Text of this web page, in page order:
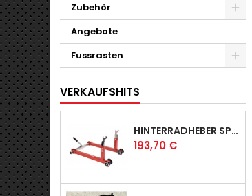
Zubehör
Angebote
Fussrasten
VERKAUFSHITS
HINTERRADHEBER SPORT MIT KLAUEN-AUFNAHMEN
Preis
193,70 €